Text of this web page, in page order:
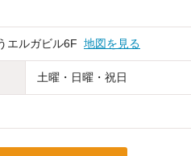
エルガビル6F 地図を見る
土曜・日曜・祝日